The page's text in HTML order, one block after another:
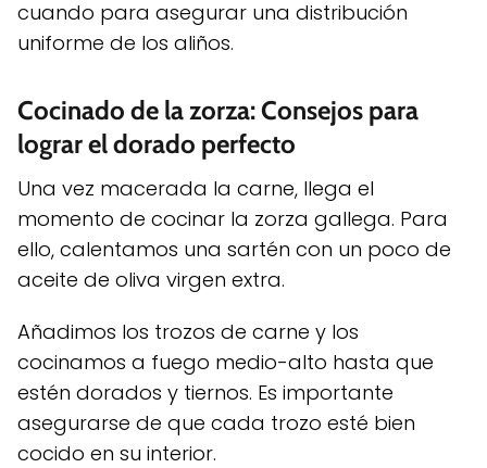
cuando para asegurar una distribución
uniforme de los aliños.
Cocinado de la zorza: Consejos para
lograr el dorado perfecto
Una vez macerada la carne, llega el
momento de cocinar la zorza gallega. Para
ello, calentamos una sartén con un poco de
aceite de oliva virgen extra.
Añadimos los trozos de carne y los
cocinamos a fuego medio-alto hasta que
estén dorados y tiernos. Es importante
asegurarse de que cada trozo esté bien
cocido en su interior.